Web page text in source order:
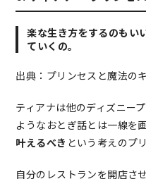
楽な生き方をするのもい
ていくの。
出典：プリンセスと魔法の
ティアナは他のディズニー
ようなおとぎ話とは一線を画
叶えるべき という考えのプ
自分のレストランを開店さ